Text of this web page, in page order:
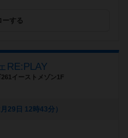
ーする
RE:PLAY
イーストメゾン1F
29日 12時43分）